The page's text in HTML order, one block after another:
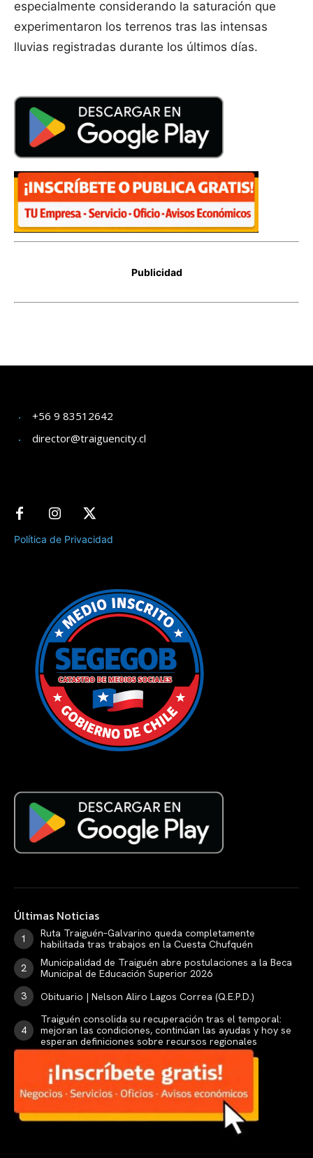
+56 9 83512642
director@traiguencity.cl
Política de Privacidad
Últimas Noticias
Ruta Traiguén–Galvarino queda completamente
habilitada tras trabajos en la Cuesta Chufquén
Municipalidad de Traiguén abre postulaciones a la Beca
Municipal de Educación Superior 2026
Obituario | Nelson Aliro Lagos Correa (Q.E.P.D.)
Traiguén consolida su recuperación tras el temporal:
mejoran las condiciones, continúan las ayudas y hoy se
esperan definiciones sobre recursos regionales